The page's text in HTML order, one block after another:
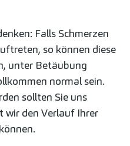
Falls Schmerzen
so können diese
unter Betäubung
normal sein.
sollten Sie uns
wir den Verlauf Ihrer